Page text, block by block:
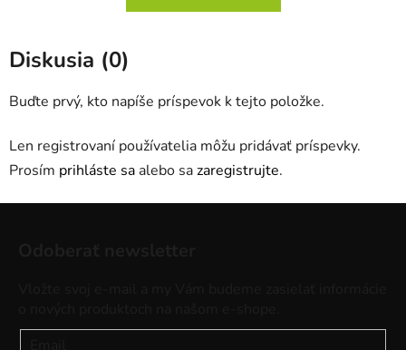
Diskusia (0)
Buďte prvý, kto napíše príspevok k tejto položke.
Len registrovaní používatelia môžu pridávať príspevky.
Prosím prihláste sa alebo sazaregistrujte.